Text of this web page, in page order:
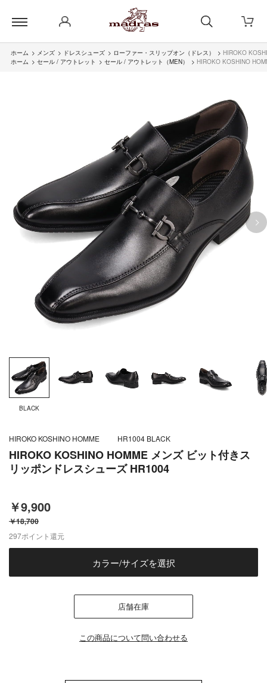
ホーム > メンズ > ドレスシューズ > ローファー・スリップオン（ドレス） > HIROKO
ホーム > セール / アウトレット > セール / アウトレット（MEN） > HIROKO KOSHINO
BLACK
HIROKO KOSHINO HOMME メンズ ビット付きス
リッポンドレスシューズ HR1004
￥9,900
￥18,700
HIROKO KOSHINO HOMME HR1004 BLACK
297ポイント還元
カラー/サイズを選択
店舗在庫
この商品について問い合わせる